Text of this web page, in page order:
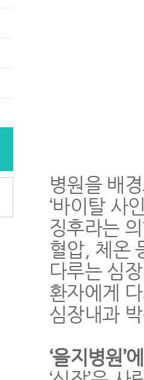
병원을 배
‘바이탈 사
징후라는
혈압, 체온
다루는 심
환자에게
심장내과
‘을지병원’